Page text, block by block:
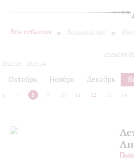
Все события Большой зал
сегодня
2022/23
2023/24
Октябрь Ноябрь Декабрь
6 7 8 9 10 11 12 13 14